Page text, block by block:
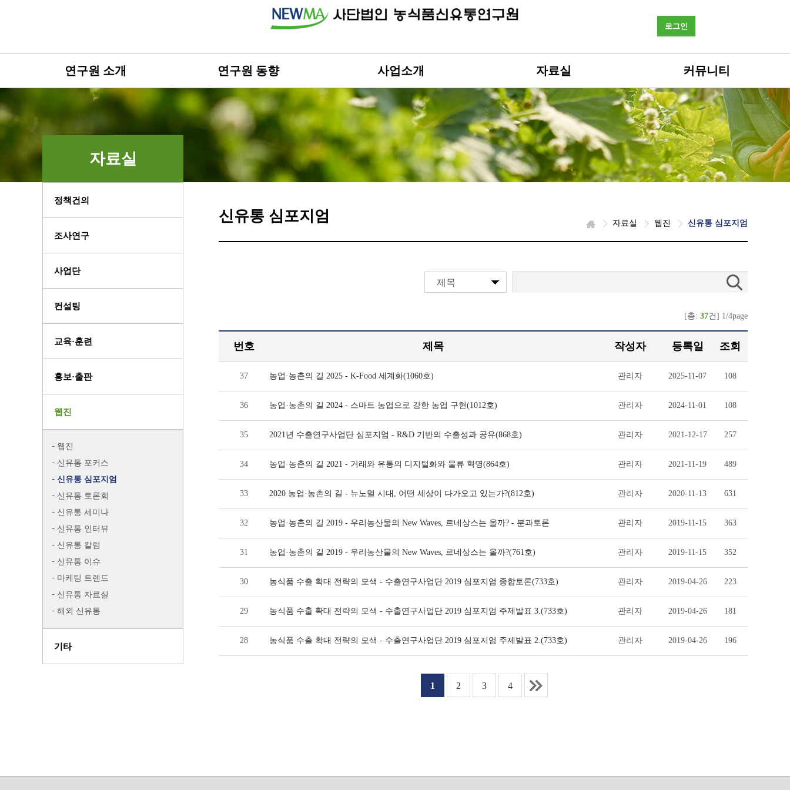
로그인
연구원 소개 연구원 동향 사업소개 자료실 커뮤니티
자료실
정책건의
조사연구
사업단
컨설팅
교육·훈련
홍보·출판
웹진
웹진
신유통 포커스
신유통 심포지엄
신유통 토론회
신유통 세미나
신유통 인터뷰
신유통 칼럼
신유통 이슈
마케팅 트렌드
신유통 자료실
해외 신유통
기타
신유통 심포지엄 자료실 웹진 신유통 심포지엄
제목
[총: 37건] 1/4page
번호 제목 작성자 등록일 조회
37 농업·농촌의 길 2025 - K-Food 세계화(1060호) 관리자 2025-11-07 108
36 농업·농촌의 길 2024 - 스마트 농업으로 강한 농업 구현(1012호) 관리자 2024-11-01 108
35 2021년 수출연구사업단 심포지엄 - R&D 기반의 수출성과 공유(868호) 관리자 2021-12-17 257
34 농업·농촌의 길 2021 - 거래와 유통의 디지털화와 물류 혁명(864호) 관리자 2021-11-19 489
33 2020 농업·농촌의 길 - 뉴노멀 시대, 어떤 세상이 다가오고 있는가?(812호) 관리자 2020-11-13 631
32 농업·농촌의 길 2019 - 우리농산물의 New Waves, 르네상스는 올까? - 분과토론 관리자 2019-11-15 363
31 농업·농촌의 길 2019 - 우리농산물의 New Waves, 르네상스는 올까?(761호) 관리자 2019-11-15 352
30 농식품 수출 확대 전략의 모색 - 수출연구사업단 2019 심포지엄 종합토론(733호) 관리자 2019-04-26 223
29 농식품 수출 확대 전략의 모색 - 수출연구사업단 2019 심포지엄 주제발표 3.(733호) 관리자 2019-04-26 181
28 농식품 수출 확대 전략의 모색 - 수출연구사업단 2019 심포지엄 주제발표 2.(733호) 관리자 2019-04-26 196
1 2 3 4